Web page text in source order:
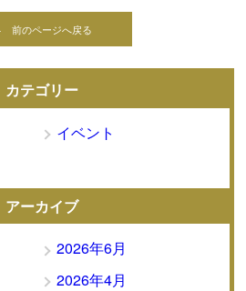
のページへ戻る
カテゴリー
イベント
アーカイブ
2026年6月
2026年4月